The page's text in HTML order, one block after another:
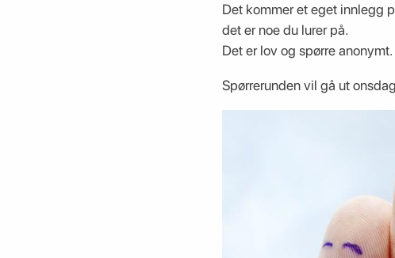
Det kommer et eget innlegg
det er noe du lurer på.
Det er lov og spørre anonymt.
Spørrerunden vil gå ut